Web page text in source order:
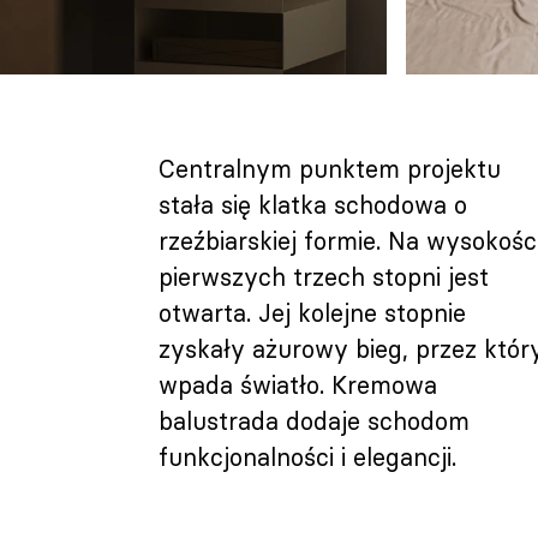
Centralnym punktem projektu
stała się klatka schodowa o
rzeźbiarskiej formie. Na
pierwszych trzech stopni jest
otwarta. Jej kolejne stopnie
zyskały ażurowy bieg, przez
wpada światło. Kremowa
balustrada dodaje schodom
funkcjonalności i elegancji.